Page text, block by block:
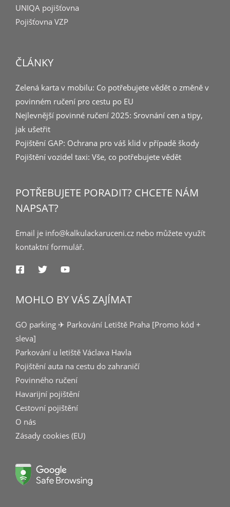
UNIQA pojišťovna
Pojišťovna VZP
ČLÁNKY
Zelená karta v mobilu: Co potřebujete vědět o změně v
povinném ručení pro cestu po EU
Nejlevnější povinné ručení 2025: Srovnání cen a tipy,
jak ušetřit
Pojištění GAP: Ochrana pro váš klid v případě škody
Pojištění vozidel taxi: Vše, co potřebujete vědět
POTŘEBUJETE PORADIT? CHCETE NÁM
NAPSAT?
Email je info@kalkulackaruceni.cz nebo můžete využít
kontaktní formulář.
MOHLO BY VÁS ZAJÍMAT
GO parking ✈ Parkování Letiště Praha [Promo kód +
sleva]
Parkování u letiště Václava Havla
Pojištění auta na cestu do zahraničí
Povinného ručení
Havarijní pojištění
Cestovní pojištění
O nás
Zásady cookies (EU)